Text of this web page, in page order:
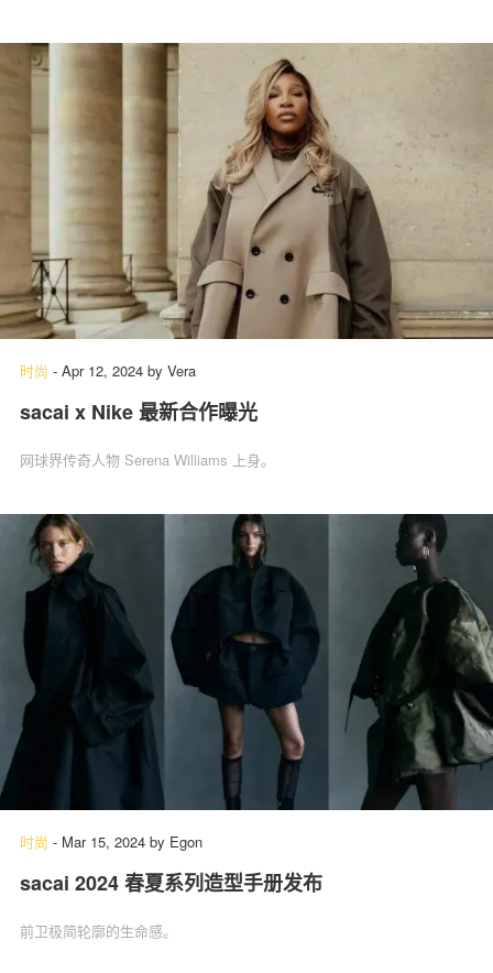
时尚 - Apr 12, 2024 by Vera
sacai x Nike 最新合作曝光
网球界传奇人物 Serena Williams 上身。
时尚 - Mar 15, 2024 by Egon
sacai 2024 春夏系列造型手册发布
前卫极简轮廓的生命感。